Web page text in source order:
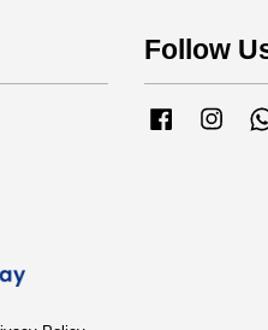
Follow
Facebook